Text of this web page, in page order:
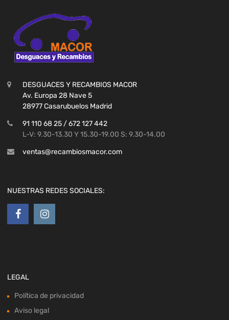
DESGUACES Y RECAMBIOS MACOR
Av. Europa 28 Nave 5
28977 Casarubuelos Madrid
91 110 68 25 / 672 127 442
L-V: 9.30-13.30 Y 15.30-19.00 S: 9.30-14.00
ventas@recambiosmacor.com
NUESTRAS REDES SOCIALES:
LEGAL
Política de privacidad
Aviso legal